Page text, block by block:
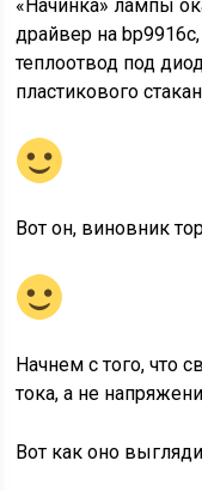
«Начинка» лампы
драйвер на
теплоотвод под
пластикового
Вот он, виновник
Начнем с того, что
тока, а не
Вот как оно